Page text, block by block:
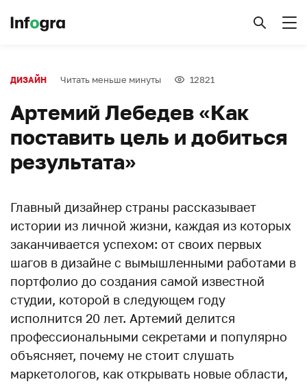
ДИЗАЙН Читать меньше минуты 12821
Артемий Лебедев «Как
поставить цель и добиться
результата»
Главный дизайнер страны рассказывает
истории из личной жизни, каждая из которых
заканчивается успехом: от своих первых
шагов в дизайне с вымышленными работами в
портфолио до создания самой известной
студии, которой в следующем году
исполнится 20 лет. Артемий делится
профессиональными секретами и популярно
объясняет, почему не стоит слушать
маркетологов, как открывать новые области,